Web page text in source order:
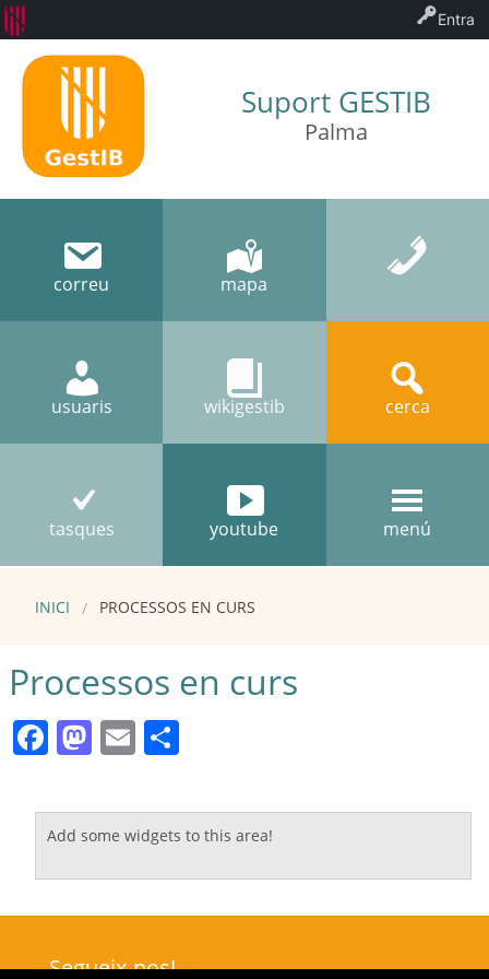
Suport GESTIB
Palma
correu mapa
usuaris wikigestib cerca
tasques youtube menú
INICI PROCESSOS EN CURS
Processos en curs
Facebook
Mastodon
Email
Add some widgets to this area!
Segueix-nos!
Entra